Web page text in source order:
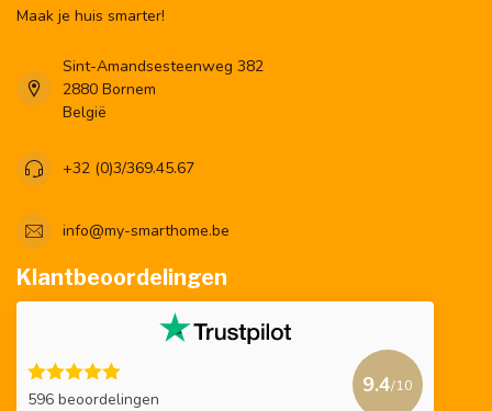
Maak je huis smarter!
Sint-Amandsesteenweg 382
2880 Bornem
België
+32 (0)3/369.45.67
info@my-smarthome.be
Klantbeoordelingen
596 beoordelingen
9.4/10